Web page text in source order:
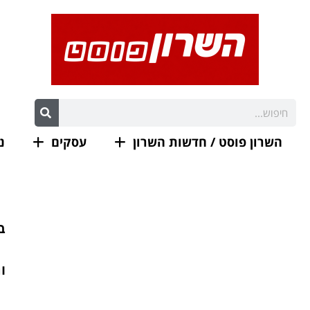
השרון פוסט / חדשות השרון עסקים